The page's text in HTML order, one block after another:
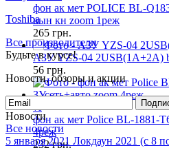
%
фон ак мет POLICE BL-
вын кн zoom 1реж
265грн.
АЗУ YZS-04 2USB(1A+2A)
56грн.
%
фон ак мет Police BL-1881-
4реж
SINOWATT
Sony/Murata
Toshiba
Все производители
Будьте в курсе!
Новости, обзоры и акции